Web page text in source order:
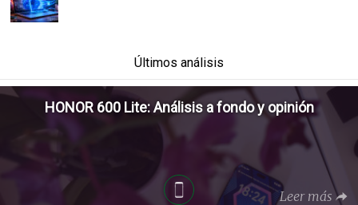
Últimos análisis
HONOR 600 Lite: Análisis a fondo y opinión
Leer más